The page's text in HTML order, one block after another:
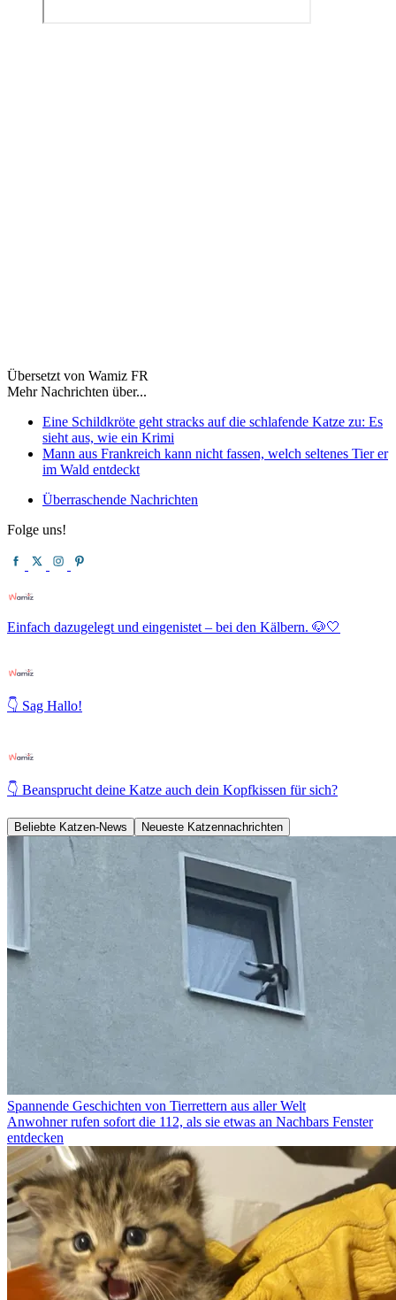
Übersetzt von Wamiz FR
Mehr Nachrichten über...
Eine Schildkröte geht stracks auf die schlafende Katze zu: Es
sieht aus, wie ein Krimi
Mann aus Frankreich kann nicht fassen, welch seltenes Tier er
im Wald entdeckt
Überraschende Nachrichten
Folge uns!
Einfach dazugelegt und eingenistet – bei den Kälbern. 🐶🤍
👇 Sag Hallo!
👇 Beansprucht deine Katze auch dein Kopfkissen für sich?
Beliebte Katzen-News Neueste Katzennachrichten
Spannende Geschichten von Tierrettern aus aller Welt
Anwohner rufen sofort die 112, als sie etwas an Nachbars Fenster
entdecken